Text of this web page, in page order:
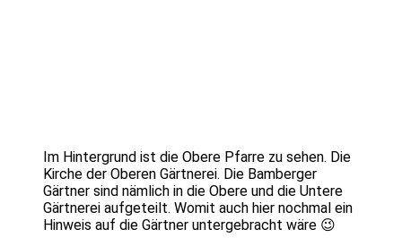
Im Hintergrund ist die Obere Pfarre zu sehen. Die
Kirche der Oberen Gärtnerei. Die Bamberger
Gärtner sind nämlich in die Obere und die Untere
Gärtnerei aufgeteilt. Womit auch hier nochmal ein
Hinweis auf die Gärtner untergebracht wäre 😉